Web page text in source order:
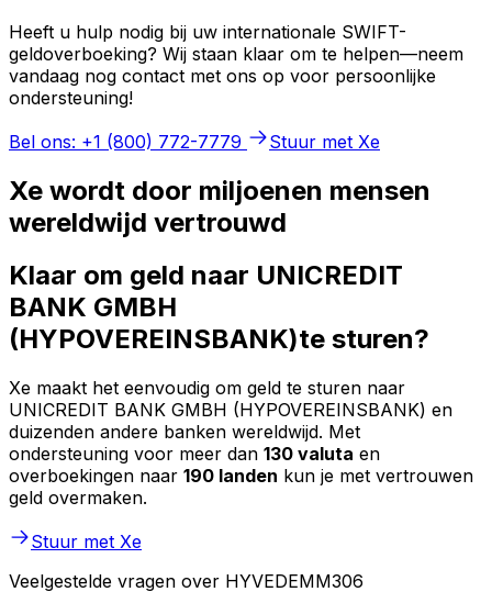
Heeft u hulp nodig bij uw internationale SWIFT-
geldoverboeking? Wij staan klaar om te helpen—neem
vandaag nog contact met ons op voor persoonlijke
ondersteuning!
Bel ons: +1 (800) 772-7779
Stuur met Xe
Xe wordt door miljoenen mensen
wereldwijd vertrouwd
Klaar om geld naar UNICREDIT
BANK GMBH
(HYPOVEREINSBANK)te sturen?
Xe maakt het eenvoudig om geld te sturen naar
UNICREDIT BANK GMBH (HYPOVEREINSBANK) en
duizenden andere banken wereldwijd. Met
ondersteuning voor meer dan 130 valuta en
overboekingen naar 190 landen kun je met vertrouwen
geld overmaken.
Stuur met Xe
Veelgestelde vragen over HYVEDEMM306